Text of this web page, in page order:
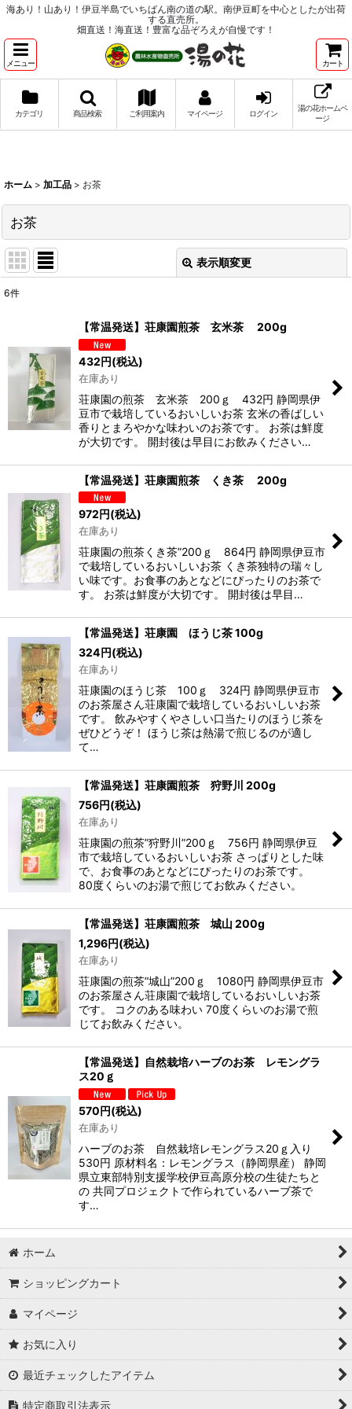
海あり！山あり！伊豆半島でいちばん南の道の駅。南伊豆町を中心としたが出荷
する直売所。
畑直送！海直送！豊富な品ぞろえが自慢です！
メニュー カート
カテゴリ 商品検索 ご利用案内 マイページ ログイン
湯の花ホームペ
ージ
ホーム > 加工品 > お茶
お茶
表示順変更
並び順:
絞り込む
6件
【常温発送】荘康園煎茶 玄米茶 200g
432円(税込)
在庫あり
荘康園の煎茶 玄米茶 200ｇ 432円 静岡県伊
豆市で栽培しているおいしいお茶 玄米の香ばしい
香りとまろやかな味わいのお茶です。 お茶は鮮度
が大切です。 開封後は早目にお飲みください…
【常温発送】荘康園煎茶 くき茶 200g
972円(税込)
在庫あり
荘康園の煎茶くき茶”200ｇ 864円 静岡県伊豆市
で栽培しているおいしいお茶 くき茶独特の瑞々し
い味です。お食事のあとなどにぴったりのお茶で
す。 お茶は鮮度が大切です。 開封後は早目…
【常温発送】荘康園 ほうじ茶 100g
324円(税込)
在庫あり
荘康園のほうじ茶 100ｇ 324円 静岡県伊豆市
のお茶屋さん荘康園で栽培しているおいしいお茶
です。 飲みやすくやさしい口当たりのほうじ茶を
ぜひどうぞ！ ほうじ茶は熱湯で煎じるのが適し
て…
【常温発送】荘康園煎茶 狩野川 200g
756円(税込)
在庫あり
荘康園の煎茶”狩野川”200ｇ 756円 静岡県伊豆
市で栽培しているおいしいお茶 さっぱりとした味
で、お食事のあとなどにぴったりのお茶です。
80度くらいのお湯で煎じてお飲みください。
【常温発送】荘康園煎茶 城山 200g
1,296円(税込)
在庫あり
荘康園の煎茶”城山”200ｇ 1080円 静岡県伊豆市
のお茶屋さん荘康園で栽培しているおいしいお茶
です。 コクのある味わい 70度くらいのお湯で煎
じてお飲みください。
【常温発送】自然栽培ハーブのお茶 レモングラ
ス20ｇ
570円(税込)
在庫あり
ハーブのお茶 自然栽培レモングラス20ｇ入り
530円 原材料名：レモングラス（静岡県産） 静岡
県立東部特別支援学校伊豆高原分校の生徒たちと
の 共同プロジェクトで作られているハーブ茶で
す…
ホーム
ショッピングカート
マイページ
お気に入り
最近チェックしたアイテム
特定商取引法表示